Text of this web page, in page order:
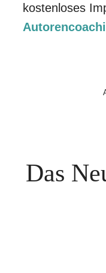
kostenloses
Das